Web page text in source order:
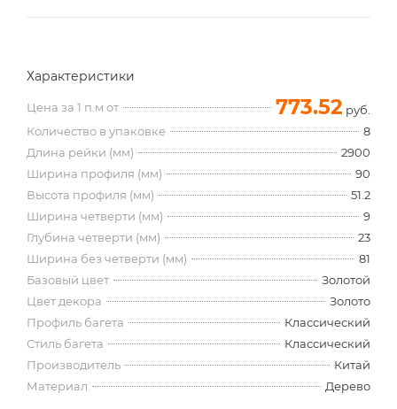
Характеристики
Цена за 1 п.м от 773.52 руб.
Количество в упаковке
8
Длина рейки (мм)
2900
Ширина профиля (мм)
90
Высота профиля (мм)
51.2
Ширина четверти (мм)
9
Глубина четверти (мм)
23
Ширина без четверти (мм)
81
Базовый цвет
Золотой
Цвет декора
Золото
Профиль багета
Классический
Стиль багета
Классический
Производитель
Китай
Материал
Дерево